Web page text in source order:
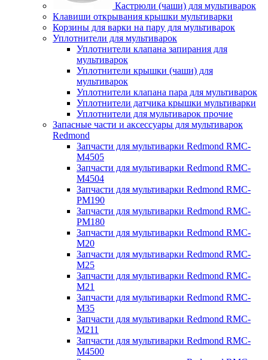
Кастрюли (чаши) для мультиварок
Клавиши открывания крышки мультиварки
Корзины для варки на пару для мультиварок
Уплотнители для мультиварок
Уплотнители клапана запирания для
мультиварок
Уплотнители крышки (чаши) для
мультиварок
Уплотнители клапана пара для мультиварок
Уплотнители датчика крышки мультиварки
Уплотнители для мультиварок прочие
Запасные части и аксессуары для мультиварок
Redmond
Запчасти для мультиварки Redmond RMC-
M4505
Запчасти для мультиварки Redmond RMC-
M4504
Запчасти для мультиварки Redmond RMC-
PM190
Запчасти для мультиварки Redmond RMC-
PM180
Запчасти для мультиварки Redmond RMC-
M20
Запчасти для мультиварки Redmond RMC-
M25
Запчасти для мультиварки Redmond RMC-
M21
Запчасти для мультиварки Redmond RMC-
M35
Запчасти для мультиварки Redmond RMC-
M211
Запчасти для мультиварки Redmond RMC-
M4500